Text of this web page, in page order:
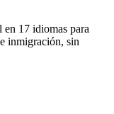
17 idiomas para
inmigración, sin